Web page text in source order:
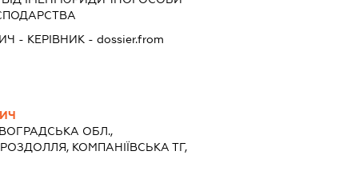
- КЕРІВНИК - dossier.from
ОБЛ.,
КОМПАНІЇВСЬКА ТГ,